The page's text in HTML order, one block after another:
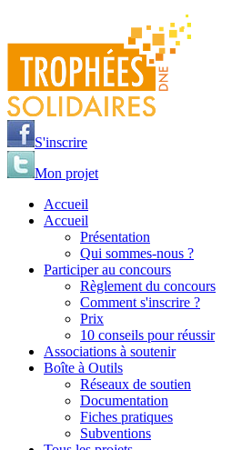
S'inscrire
Mon projet
Accueil
Accueil
Présentation
Qui sommes-nous ?
Participer au concours
Règlement du concours
Comment s'inscrire ?
Prix
10 conseils pour réussir
Associations à soutenir
Boîte à Outils
Réseaux de soutien
Documentation
Fiches pratiques
Subventions